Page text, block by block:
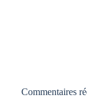
Commentaires